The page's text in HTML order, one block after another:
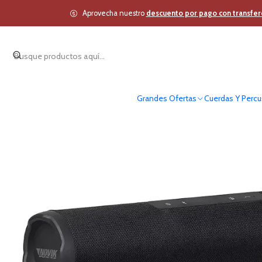
Grandes Ofertas Cuerdas Y
Aprovecha nuestro descuento por pago con
Inicio Otros